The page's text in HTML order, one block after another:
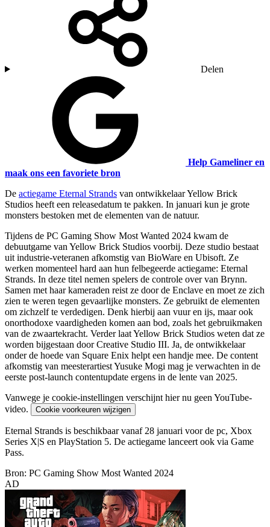
Delen
Help Gameliner en
maak ons een favoriete bron
De actiegame Eternal Strands van ontwikkelaar Yellow Brick
Studios heeft een releasedatum te pakken. In januari kun je grote
monsters bestoken met de elementen van de natuur.
Tijdens de PC Gaming Show Most Wanted 2024 kwam de
debuutgame van Yellow Brick Studios voorbij. Deze studio bestaat
uit industrie-veteranen afkomstig van BioWare en Ubisoft. Ze
werken momenteel hard aan hun felbegeerde actiegame: Eternal
Strands. In deze titel nemen spelers de controle over van Brynn.
Samen met haar kameraden reist ze door de Enclave en moet ze zich
zien te weren tegen gevaarlijke monsters. Ze gebruikt de elementen
om zichzelf te verdedigen. Denk hierbij aan vuur en ijs, maar ook
onorthodoxe vaardigheden komen aan bod, zoals het gebruikmaken
van de zwaartekracht. Verder laat Yellow Brick Studios weten dat ze
worden bijgestaan door Creative Studio III. Ja, de ontwikkelaar
onder de hoede van Square Enix helpt een handje mee. De content
afkomstig van meesterartiest Yusuke Mogi mag je verwachten in de
eerste post-launch contentupdate ergens in de lente van 2025.
Vanwege je cookie-instellingen verschijnt hier nu geen YouTube-
video.
Cookie voorkeuren wijzigen
Eternal Strands is beschikbaar vanaf 28 januari voor de pc, Xbox
Series X|S en PlayStation 5. De actiegame lanceert ook via Game
Pass.
Bron: PC Gaming Show Most Wanted 2024
AD